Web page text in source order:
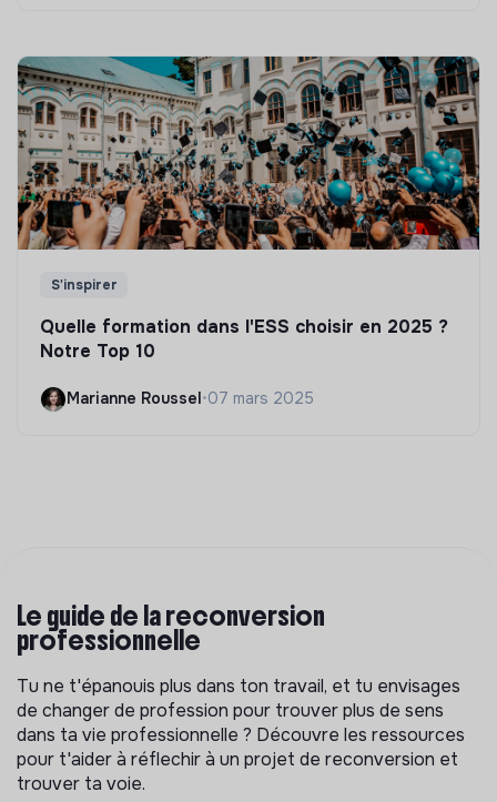
S'inspirer
Quelle formation dans l'ESS choisir en 2025 ?
Notre Top 10
Marianne Roussel •07 mars 2025
Le guide de la reconversion
professionnelle
Tu ne t'épanouis plus dans ton travail, et tu envisages
de changer de profession pour trouver plus de sens
dans ta vie professionnelle ? Découvre les ressources
pour t'aider à réflechir à un projet de reconversion et
trouver ta voie.